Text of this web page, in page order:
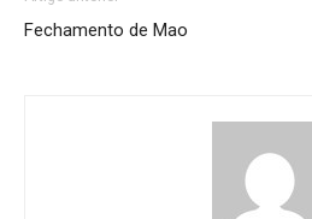
Fechamento de Mao